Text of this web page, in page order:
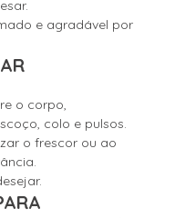
e agradável por
o corpo,
colo e pulsos.
o frescor ou ao